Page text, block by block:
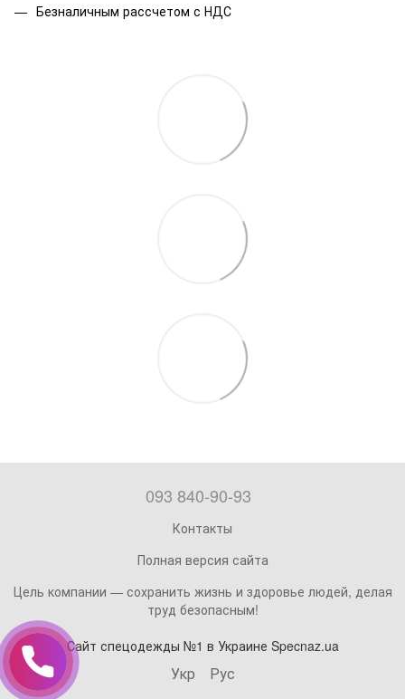
Безналичным рассчетом с НДС
093 840-90-93
Контакты
Полная версия сайта
Цель компании — сохранить жизнь и здоровье людей, делая
труд безопасным!
Сайт спецодежды №1 в Украине Specnaz.ua
Укр Рус